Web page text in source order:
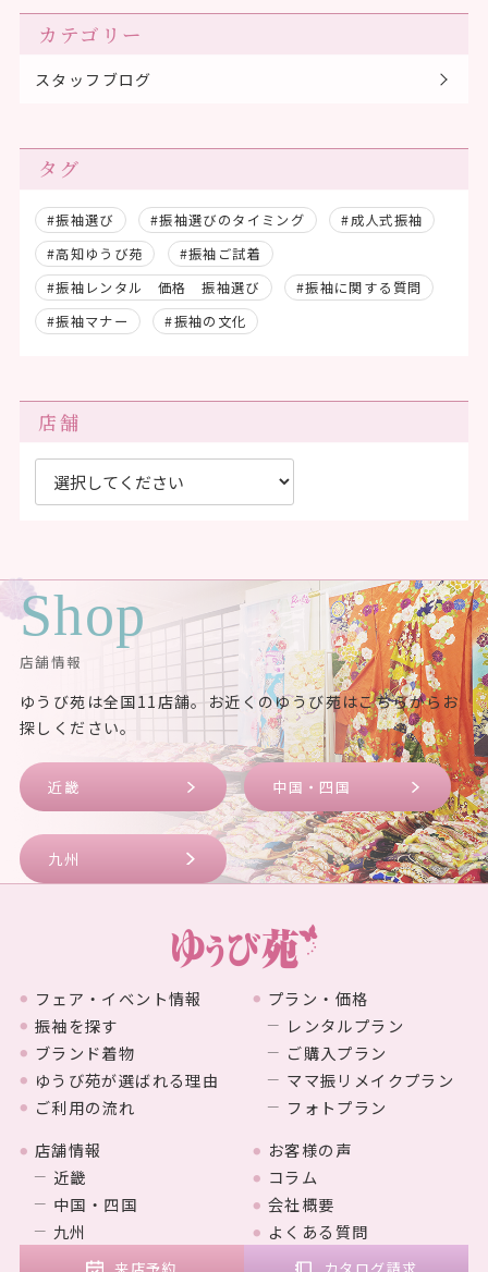
カテゴリー
スタッフブログ
タグ
#振袖選び #振袖選びのタイミング
#成人式振袖
#高知ゆうび苑
#振袖ご試着
#振袖レンタル 価格 振袖選び
#振袖に関する質問
#振袖マナー
#振袖の文化
店舗
Shop
店舗情報
ゆうび苑は全国11店舗。お近くのゆうび苑はこちらからお
探しください。
近畿 中国・四国
九州
フェア・イベント情報
振袖を探す
ブランド着物
ゆうび苑が選ばれる理由
ご利用の流れ
プラン・価格
レンタルプラン
ご購入プラン
ママ振リメイクプラン
フォトプラン
店舗情報
近畿
中国・四国
九州
お客様の声
コラム
会社概要
よくある質問